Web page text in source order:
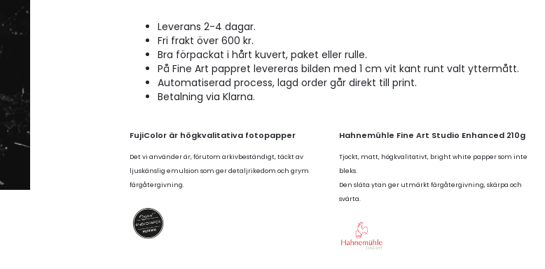
Leverans 2-4 dagar.
Fri frakt över 600 kr.
Bra förpackat i hårt kuvert, paket eller rulle.
På Fine Art pappret levereras bilden med 1 cm vit kant runt valt yttermått.
Automatiserad process, lagd order går direkt till print.
Betalning via Klarna.
FujiColor är högkvalitativa fotopapper
Det vi använder är, förutom arkivbeständigt, täckt av
ljuskänslig emulsion som ger detaljrikedom och grym
färgåtergivning.
Hahnemühle Fine Art Studio Enhanced 210g
Tjockt, matt, högkvalitativt, bright white papper som inte
bleks.
Den släta ytan ger utmärkt färgåtergivning, skärpa och
svärta.